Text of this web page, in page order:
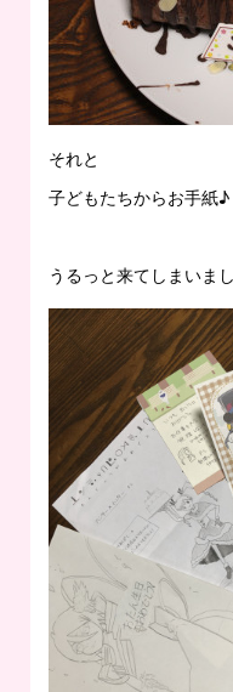
それと
子どもたちからお手紙♪
うるっと来てしまいまし